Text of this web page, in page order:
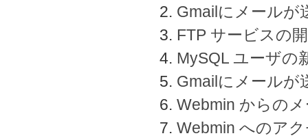
Gmailにメールが
FTP サービスの
MySQL ユーザの
Gmailにメールが
Webmin からの
Webmin へのア